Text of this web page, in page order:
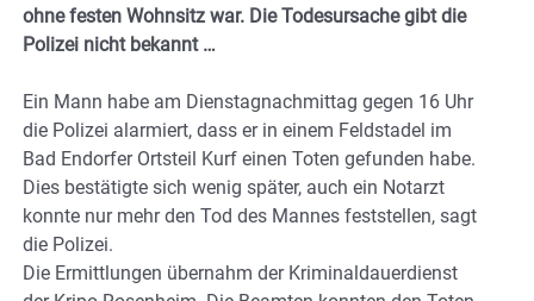
ohne festen Wohnsitz war. Die Todesursache gibt die
Polizei nicht bekannt …
Ein Mann habe am Dienstagnachmittag gegen 16 Uhr
die Polizei alarmiert, dass er in einem Feldstadel im
Bad Endorfer Ortsteil Kurf einen Toten gefunden habe.
Dies bestätigte sich wenig später, auch ein Notarzt
konnte nur mehr den Tod des Mannes feststellen, sagt
die Polizei.
Die Ermittlungen übernahm der Kriminaldauerdienst